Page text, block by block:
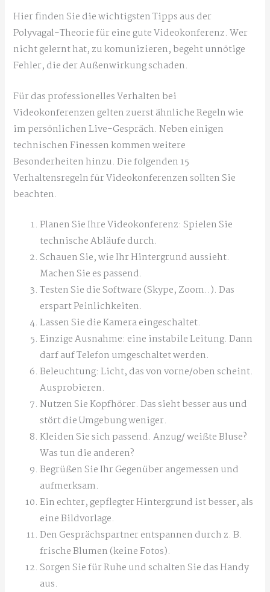
Hier finden Sie die wichtigsten Tipps aus der
Polyvagal-Theorie für eine gute Videokonferenz. Wer
nicht gelernt hat, zu komunizieren, begeht unnötige
Fehler, die der Außenwirkung schaden.
Für das professionelles Verhalten bei
Videokonferenzen gelten zuerst ähnliche Regeln wie
im persönlichen Live-Gespräch. Neben einigen
technischen Finessen kommen weitere
Besonderheiten hinzu. Die folgenden 15
Verhaltensregeln für Videokonferenzen sollten Sie
beachten.
Planen Sie Ihre Videokonferenz: Spielen Sie
technische Abläufe durch.
Schauen Sie, wie Ihr Hintergrund aussieht.
Machen Sie es passend.
Testen Sie die Software (Skype, Zoom..). Das
erspart Peinlichkeiten.
Lassen Sie die Kamera eingeschaltet.
Einzige Ausnahme: eine instabile Leitung. Dann
darf auf Telefon umgeschaltet werden.
Beleuchtung: Licht, das von vorne/oben scheint.
Ausprobieren.
Nutzen Sie Kopfhörer. Das sieht besser aus und
stört die Umgebung weniger.
Kleiden Sie sich passend. Anzug/ weißte Bluse?
Was tun die anderen?
Begrüßen Sie Ihr Gegenüber angemessen und
aufmerksam.
Ein echter, gepflegter Hintergrund ist besser, als
eine Bildvorlage.
Den Gesprächspartner entspannen durch z. B.
frische Blumen (keine Fotos).
Sorgen Sie für Ruhe und schalten Sie das Handy
aus.